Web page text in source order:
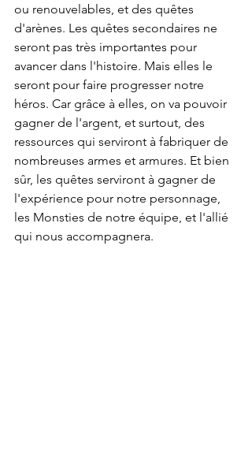
ou renouvelables, et des quêtes
d'arènes. Les quêtes secondaires ne
seront pas très importantes pour
avancer dans l'histoire. Mais elles le
seront pour faire progresser notre
héros. Car grâce à elles, on va pouvoir
gagner de l'argent, et surtout, des
ressources qui serviront à fabriquer de
nombreuses armes et armures. Et bien
sûr, les quêtes serviront à gagner de
l'expérience pour notre personnage,
les Monsties de notre équipe, et l'allié
qui nous accompagnera.